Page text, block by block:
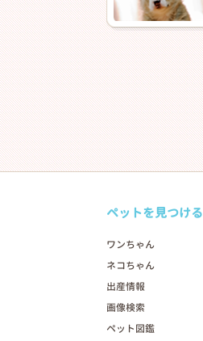
ペットを見つける
ワンちゃん
ネコちゃん
出産情報
画像検索
ペット図鑑